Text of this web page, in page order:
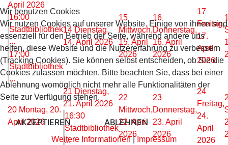
April 2026
16:00
Stadtbibliothek
...
17:00
Stadtbibliothek
...
14 Dienstag,
14. April 2026
15
Mittwoch,
15. April
2026
16
Donnerstag,
16. April
2026
17
Freitag,
17.
April
2026
20 Montag, 20.
April 2026
21 Dienstag,
21. April 2026
16:30
Stadtbibliothek
...
22
Mittwoch,
22. April
2026
23
Donnerstag,
23. April
2026
24
Freitag,
24.
April
2026
Wir benutzen Cookies
Wir nutzen Cookies auf unserer Website. Einige von ihnen sind
essenziell für den Betrieb der Seite, während andere uns
helfen, diese Website und die Nutzererfahrung zu verbessern
(Tracking Cookies). Sie können selbst entscheiden, ob Sie die
Cookies zulassen möchten. Bitte beachten Sie, dass bei einer
Ablehnung womöglich nicht mehr alle Funktionalitäten der
Seite zur Verfügung stehen.
AKZEPTIEREN ABLEHNEN
Weitere Informationen| Impressum